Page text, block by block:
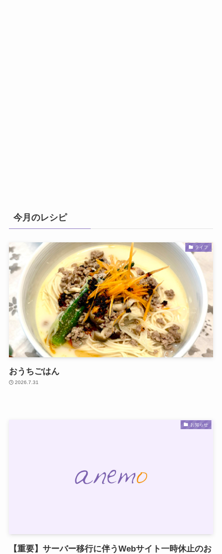
今月のレシピ
ライフ
おうちごはん
2026.7.31
お知らせ
【重要】サーバー移行に伴うWebサイト一時休止のお